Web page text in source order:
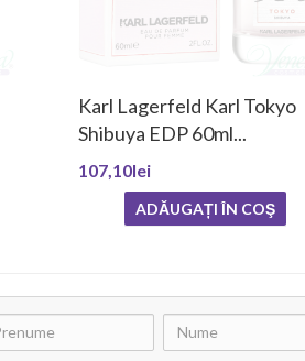
Karl Lagerfeld Karl Tokyo
Shibuya EDP 60ml...
107,10lei
ADĂUGAȚI ÎN COŞ